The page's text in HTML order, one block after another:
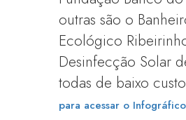
outras são o
Ecológico
Desinfecção Solar
todas de baixo
para acessar o